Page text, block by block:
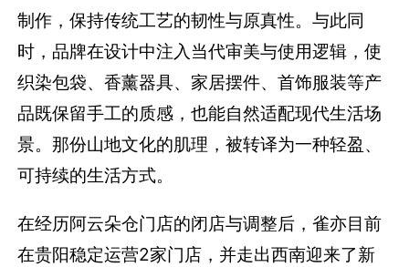
制作，保持传统工艺的韧性与原真性。与此同
时，品牌在设计中注入当代审美与使用逻辑，使
织染包袋、香薰器具、家居摆件、首饰服装等产
品既保留手工的质感，也能自然适配现代生活场
景。那份山地文化的肌理，被转译为一种轻盈、
可持续的生活方式。
在经历阿云朵仓门店的闭店与调整后，雀亦目前
在贵阳稳定运营2家门店，并走出西南迎来了新